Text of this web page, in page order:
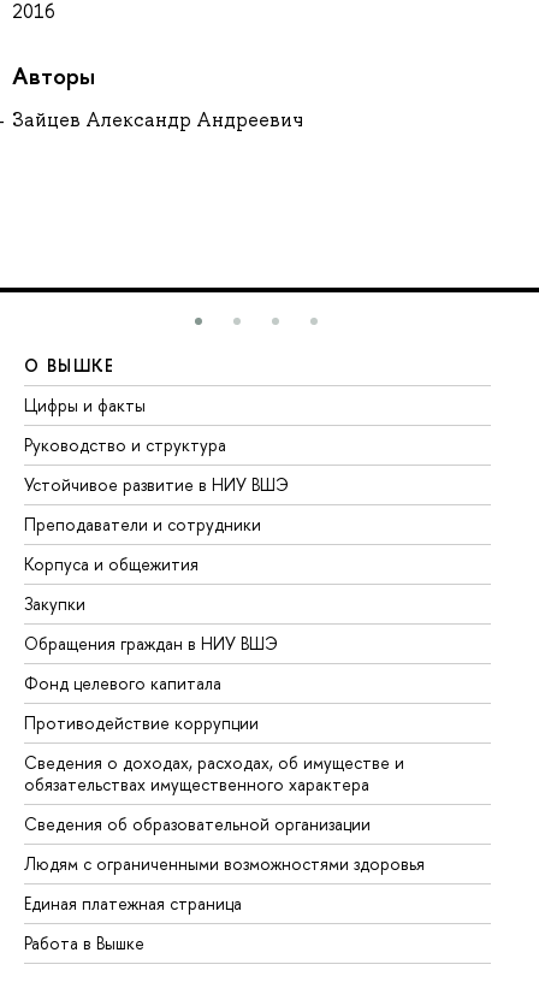
2016
Авторы
Зайцев Александр Андреевич
О ВЫШКЕ
Цифры и факты
Руководство и структура
Устойчивое развитие в НИУ ВШЭ
Преподаватели и сотрудники
Корпуса и общежития
Закупки
Обращения граждан в НИУ ВШЭ
Фонд целевого капитала
Противодействие коррупции
Сведения о доходах, расходах, об имуществе и
обязательствах имущественного характера
Сведения об образовательной организации
Людям с ограниченными возможностями здоровья
Единая платежная страница
Работа в Вышке